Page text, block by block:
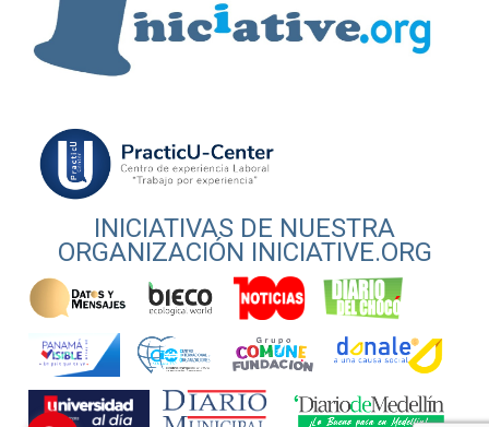
INICIATIVAS DE NUESTRA
ORGANIZACIÓN INICIATIVE.ORG